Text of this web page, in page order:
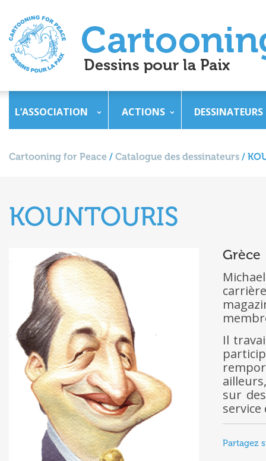
L’ASSOCIATION ACTIONS DESSINATEURS
Cartooning for Peace / Catalogue des dessinateurs /
KOUNTOURIS
Grèce
Il
sur
service
Partagez